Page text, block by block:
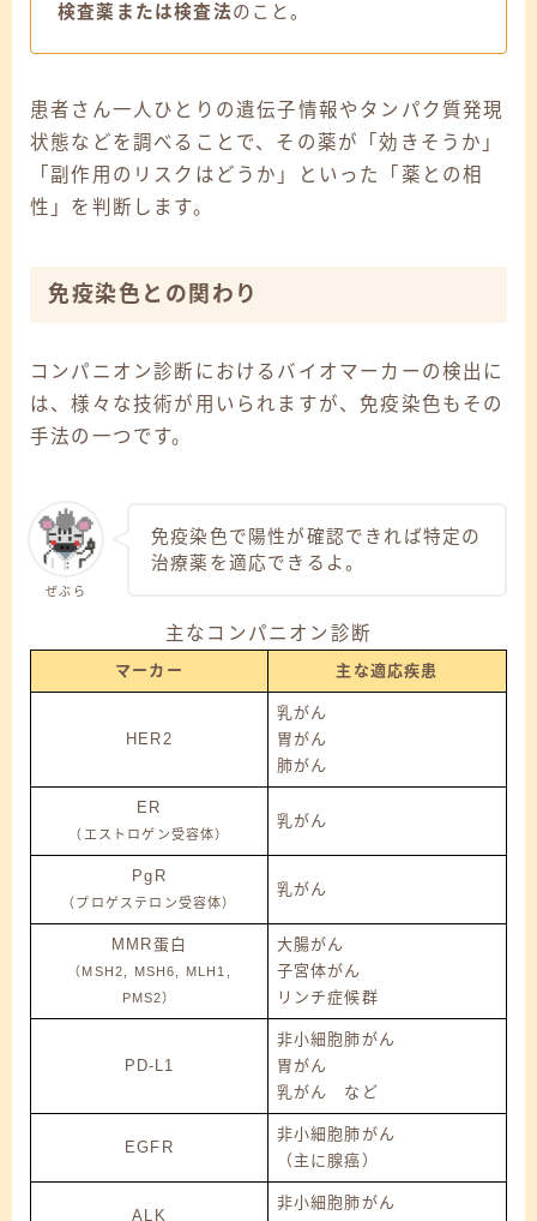
検査薬または検査法のこと。
患者さん一人ひとりの遺伝子情報やタンパク質発現
状態などを調べることで、その薬が「効きそうか」
「副作用のリスクはどうか」といった「薬との相
性」を判断します。
免疫染色との関わり
コンパニオン診断におけるバイオマーカーの検出に
は、様々な技術が用いられますが、免疫染色もその
手法の一つです。
ぜぶら
免疫染色で陽性が確認できれば特定の
治療薬を適応できるよ。
主なコンパニオン診断
マーカー 主な適応疾患
HER2
乳がん
胃がん
肺がん
ER
（エストロゲン受容体）
乳がん
PgR
（プロゲステロン受容体）
乳がん
MMR蛋白
（MSH2, MSH6, MLH1,
PMS2）
大腸がん
子宮体がん
リンチ症候群
PD-L1
非小細胞肺がん
胃がん
乳がん など
EGFR
非小細胞肺がん
（主に腺癌）
ALK
非小細胞肺がん